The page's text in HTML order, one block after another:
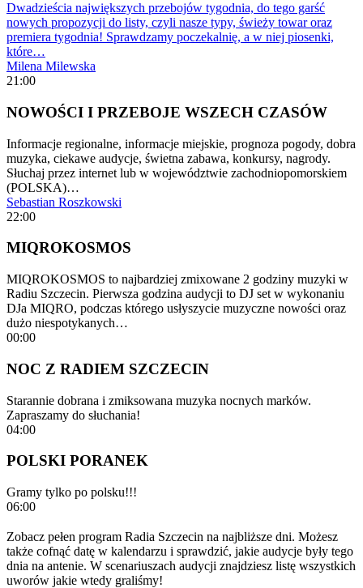
Dwadzieścia największych przebojów tygodnia, do tego garść
nowych propozycji do listy, czyli nasze typy, świeży towar oraz
premiera tygodnia! Sprawdzamy poczekalnię, a w niej piosenki,
które…
Milena Milewska
21:00
NOWOŚCI I PRZEBOJE WSZECH CZASÓW
Informacje regionalne, informacje miejskie, prognoza pogody, dobra
muzyka, ciekawe audycje, świetna zabawa, konkursy, nagrody.
Słuchaj przez internet lub w województwie zachodniopomorskiem
(POLSKA)…
Sebastian Roszkowski
22:00
MIQROKOSMOS
MIQROKOSMOS to najbardziej zmixowane 2 godziny muzyki w
Radiu Szczecin. Pierwsza godzina audycji to DJ set w wykonaniu
DJa MIQRO, podczas którego usłyszycie muzyczne nowości oraz
dużo niespotykanych…
00:00
NOC Z RADIEM SZCZECIN
Starannie dobrana i zmiksowana muzyka nocnych marków.
Zapraszamy do słuchania!
04:00
POLSKI PORANEK
Gramy tylko po polsku!!!
06:00
Zobacz pełen program Radia Szczecin na najbliższe dni. Możesz
także cofnąć datę w kalendarzu i sprawdzić, jakie audycje były tego
dnia na antenie. W scenariuszach audycji znajdziesz listę wszystkich
uworów jakie wtedy graliśmy!